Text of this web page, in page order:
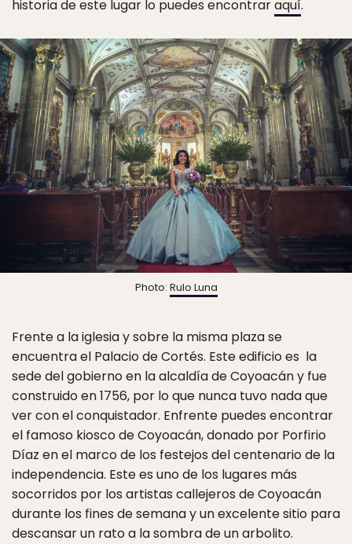
historia de este lugar lo puedes encontraraquí.
Photo: Rulo Luna
Frente a la iglesia y sobre la misma plaza se
encuentra el Palacio de Cortés. Este edificio es la
sede del gobierno en la alcaldía de Coyoacán y fue
construido en 1756, por lo que nunca tuvo nada que
ver con el conquistador. Enfrente puedes encontrar
el famoso kiosco de Coyoacán, donado por Porfirio
Díaz en el marco de los festejos del centenario de la
independencia. Este es uno de los lugares más
socorridos por los artistas callejeros de Coyoacán
durante los fines de semana y un excelente sitio para
descansar un rato a la sombra de un arbolito.